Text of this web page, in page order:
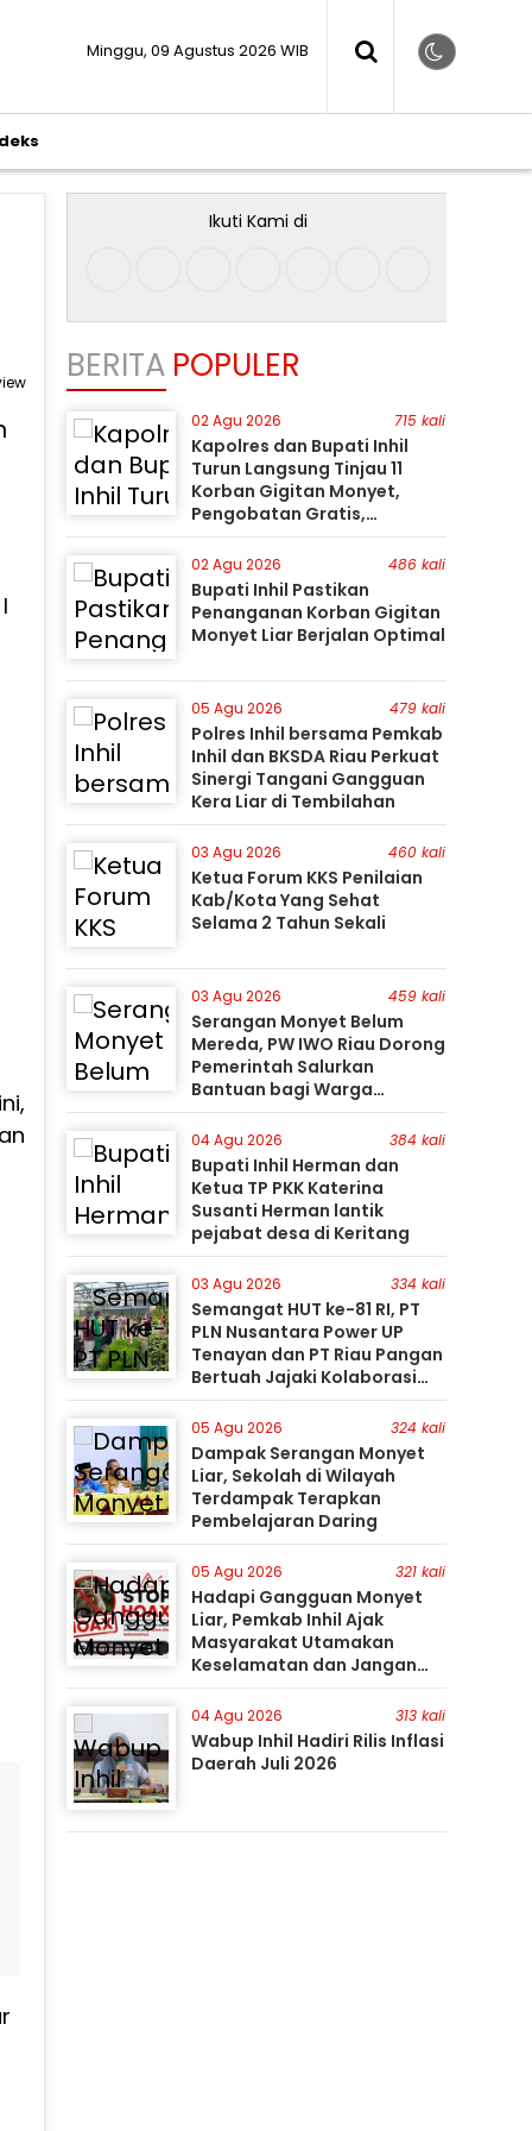
Minggu, 09 Agustus 2026 WIB
Ikuti Kami di
BERITA POPULER
02 Agu 2026 715 kali
Kapolres dan Bupati Inhil
Turun Langsung Tinjau 11
Korban Gigitan Monyet,
Pengobatan Gratis,
Perburuan Terus Berlanjut
02 Agu 2026 486 kali
Bupati Inhil Pastikan
Penanganan Korban Gigitan
Monyet Liar Berjalan Optimal
05 Agu 2026 479 kali
Polres Inhil bersama Pemkab
Inhil dan BKSDA Riau Perkuat
Sinergi Tangani Gangguan
Kera Liar di Tembilahan
03 Agu 2026 460 kali
Ketua Forum KKS Penilaian
Kab/Kota Yang Sehat
Selama 2 Tahun Sekali
03 Agu 2026 459 kali
Serangan Monyet Belum
Mereda, PW IWO Riau Dorong
Pemerintah Salurkan
Bantuan bagi Warga
Terdampak
04 Agu 2026 384 kali
Bupati Inhil Herman dan
Ketua TP PKK Katerina
Susanti Herman lantik
pejabat desa di Keritang
03 Agu 2026 334 kali
Semangat HUT ke-81 RI, PT
PLN Nusantara Power UP
Tenayan dan PT Riau Pangan
Bertuah Jajaki Kolaborasi
Pemanfaatan Limbah FABA
untuk Dukung Swasembada
05 Agu 2026 324 kali
Dampak Serangan Monyet
Liar, Sekolah di Wilayah
Terdampak Terapkan
Pembelajaran Daring
05 Agu 2026 321 kali
Hadapi Gangguan Monyet
Liar, Pemkab Inhil Ajak
Masyarakat Utamakan
Keselamatan dan Jangan
Mudah Percaya Hoaks
04 Agu 2026 313 kali
Wabup Inhil Hadiri Rilis Inflasi
Daerah Juli 2026